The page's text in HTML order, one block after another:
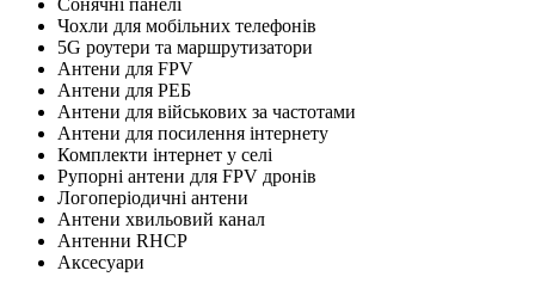
Сонячні панелі
Чохли для мобільних телефонів
5G роутери та маршрутизатори
Антени для FPV
Антени для РЕБ
Антени для військових за частотами
Антени для посилення інтернету
Комплекти інтернет у селі
Рупорні антени для FPV дронів
Логоперіодичні антени
Антени хвильовий канал
Антенни RHCP
Аксесуари